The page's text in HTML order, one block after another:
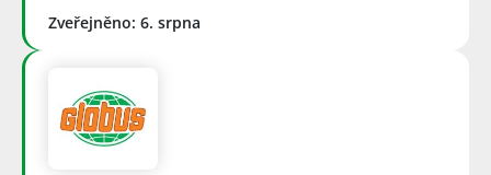
Zveřejněno: 6. srpna